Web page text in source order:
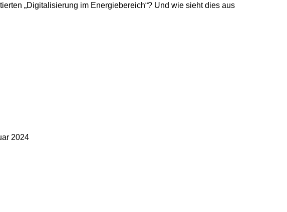
„Digitalisierung im Energiebereich“? Und wie sieht dies aus
2024